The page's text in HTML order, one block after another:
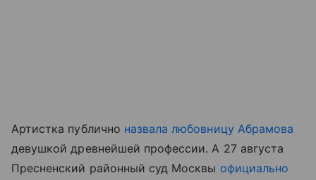
Артистка публично назвала любовницу Абрамова
девушкой древнейшей профессии. А 27 августа
Пресненский районный суд Москвы официально